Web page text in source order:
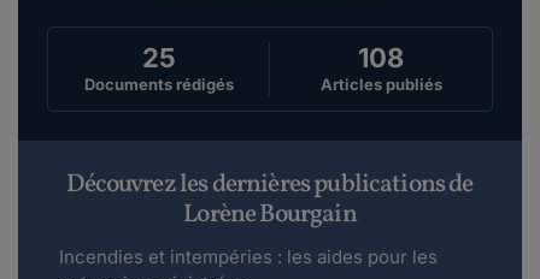
25
Documents rédigés
108
Articles publiés
Découvrez les dernières publications de
Lorène Bourgain
Incendies et intempéries : les aides pour les